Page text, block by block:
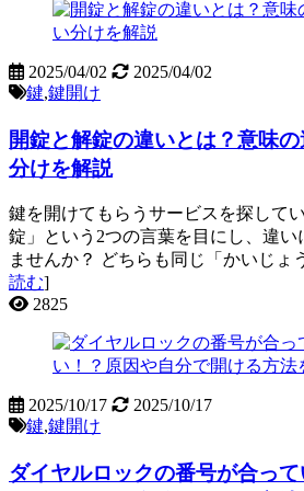
2025/04/02
2025/04/02
鍵,鍵開け
開錠と解錠の違いとは？意味
分けを解説
鍵を開けてもらうサービスを探して
錠」という2つの言葉を目にし、違い
ませんか？ どちらも同じ「かいじ
読む]
2825
2025/10/17
2025/10/17
鍵,鍵開け
ダイヤルロックの番号が合っ